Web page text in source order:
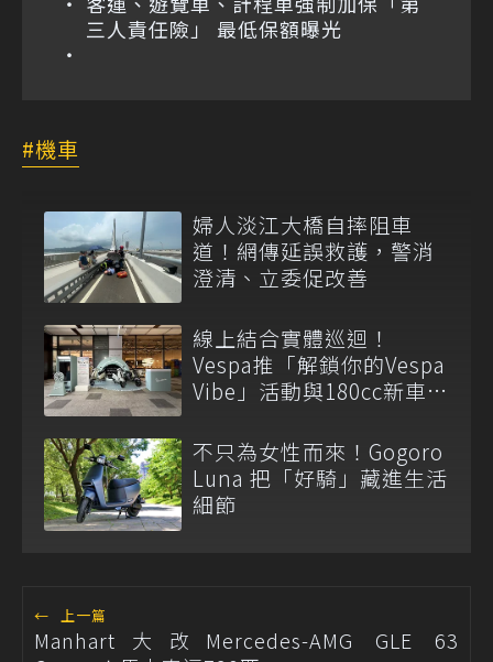
三人責任險」 最低保額曝光
機車
婦人淡江大橋自摔阻車
道！網傳延誤救護，警消
澄清、立委促改善
線上結合實體巡迴！
Vespa推「解鎖你的Vespa
Vibe」活動與180cc新車全
不只為女性而來！Gogoro
Luna 把「好騎」藏進生活
細節
← 上一篇
Manhart大改Mercedes-AMG GLE 63